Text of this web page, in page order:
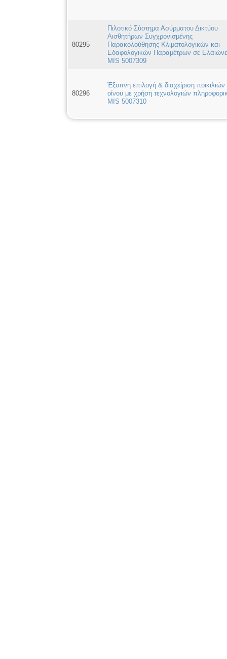
80295
Πιλοτικό Σύστημα Ασύρματου Δικτύου
Αισθητήρων Συγχρονισμένης
Παρακολούθησης Κλιματολογικών και
Εδαφολογικών Παραμέτρων σε
MIS 5007309
80296
Έξυπνη επιλογή & διαχείριση ποικιλιών
οίνου με χρήση τεχνολογιών
MIS 5007310